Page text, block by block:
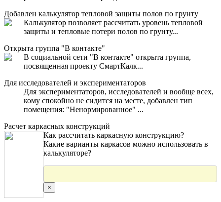
Добавлен калькулятор тепловой защиты полов по грунту
Калькулятор позволяет рассчитать уровень тепловой
защиты и тепловые потери полов по грунту...
Открыта группа "В контакте"
В социальной сети "В контакте" открыта группа,
посвященная проекту СмартКалк...
Для исследователей и экспериментаторов
Для экспериментаторов, исследователей и вообще всех,
кому спокойно не сидится на месте, добавлен тип
помещения: "Ненормированное" ...
Расчет каркасных конструкций
Как рассчитать каркасную конструкцию?
Какие варианты каркасов можно использовать в
калькуляторе?
×